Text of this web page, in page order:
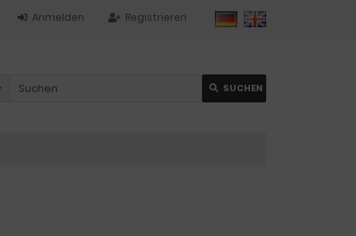
Registrieren
Anmelden
SUCHEN